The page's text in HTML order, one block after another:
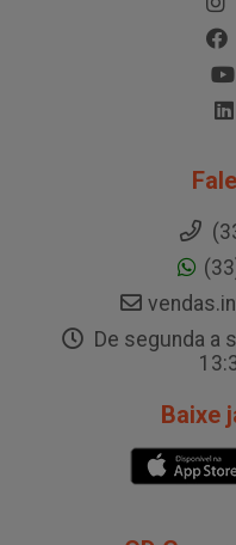
De segunda a
Baixe